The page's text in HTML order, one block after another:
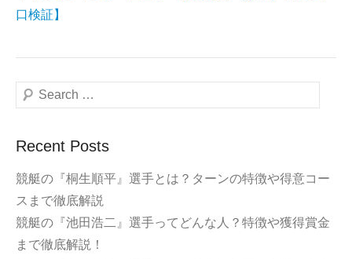
口検証】
Search
Recent Posts
競艇の『桐生順平』選手とは？ターンの特徴や得意コー
スまで徹底解説
競艇の『池田浩二』選手ってどんな人？特徴や獲得賞金
まで徹底解説！